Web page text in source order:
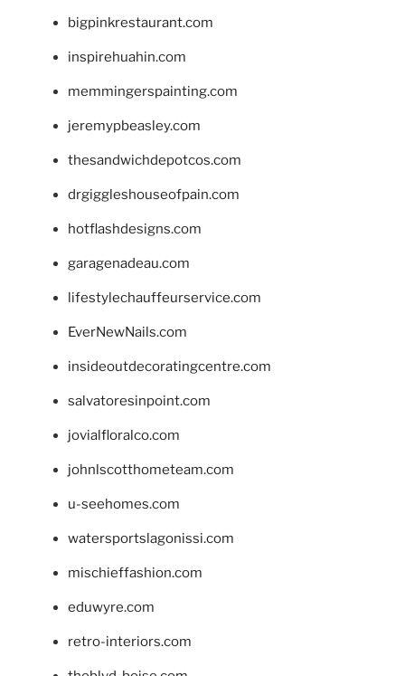
bigpinkrestaurant.com
inspirehuahin.com
memmingerspainting.com
jeremypbeasley.com
thesandwichdepotcos.com
drgiggleshouseofpain.com
hotflashdesigns.com
garagenadeau.com
lifestylechauffeurservice.com
EverNewNails.com
insideoutdecoratingcentre.com
salvatoresinpoint.com
jovialfloralco.com
johnlscotthometeam.com
u-seehomes.com
watersportslagonissi.com
mischieffashion.com
eduwyre.com
retro-interiors.com